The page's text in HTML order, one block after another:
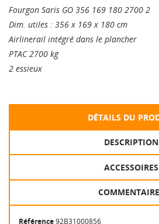
Fourgon Saris GO 356 169 180 2700 2
Dim. utiles : 356 x 169 x 180 cm
Airlinerail intégré dans le plancher
PTAC 2700 kg
2 essieux
DÉTAILS DU
DESCRIPTION
ACCESSOIRES
Référence92B31000856